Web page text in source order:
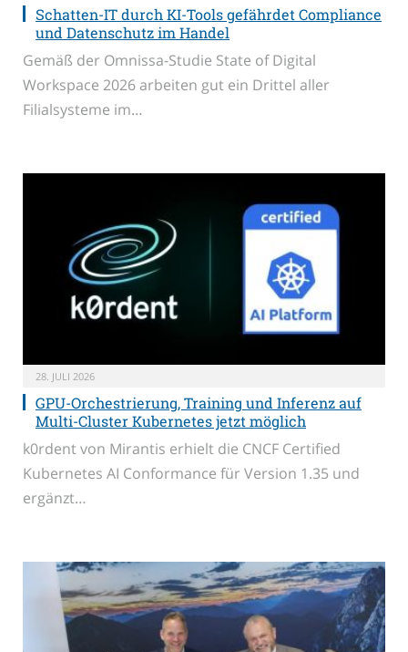
Schatten-IT durch KI-Tools gefährdet Compliance
und Datenschutz im Handel
Gemäß der Omnissa-Studie State of Digital
Workspace 2026 arbeiten gut ein Drittel aller
Filialsysteme im…
28. JULI 2026
GPU-Orchestrierung, Training und Inferenz auf
Multi-Cluster Kubernetes jetzt möglich
k0rdent von Mirantis erhielt die CNCF Certified
Kubernetes AI Conformance für Version 1.35 und
ergänzt…